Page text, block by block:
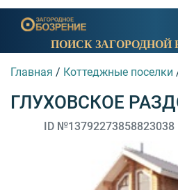
ПОИСК
Главная / Коттеджные поселки
ГЛУХОВСКОЕ
ID №13792273858823038